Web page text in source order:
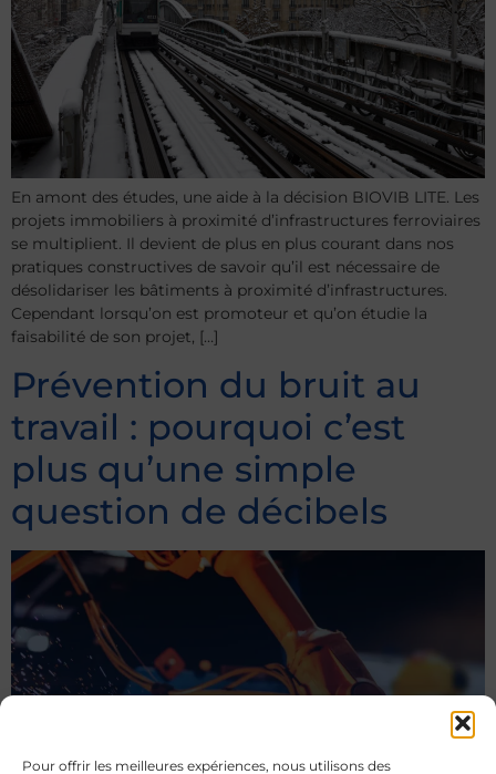
Pour offrir les meilleures expériences, nous utilisons des
En amont des études, une aide à la décision BIOVIB LITE. Les
projets immobiliers à proximité d’infrastructures ferroviaires
se multiplient. Il devient de plus en plus courant dans nos
pratiques constructives de savoir qu’il est nécessaire de
désolidariser les bâtiments à proximité d’infrastructures.
Cependant lorsqu’on est promoteur et qu’on étudie la
faisabilité de son projet, […]
Prévention du bruit au
travail : pourquoi c’est
plus qu’une simple
question de décibels